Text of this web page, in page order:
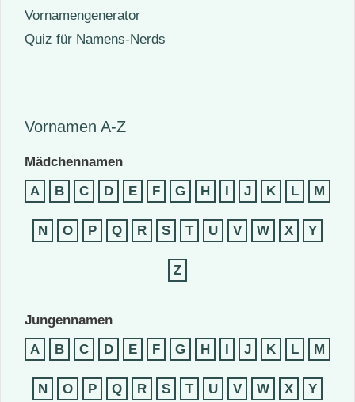
Vornamengenerator
Quiz für Namens-Nerds
Vornamen A-Z
Mädchennamen
A
B C D E F G H I J K L M
N O P Q R S T U V W X Y
Z
Jungennamen
A
B C D E F G H I J K L M
N O P Q R S T U V W X Y